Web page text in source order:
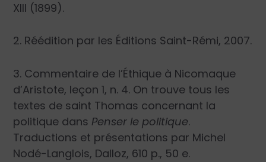
XIII (1899).
2. Réédition par les Éditions Saint-Rémi, 2007.
3. Commentaire de l’Éthique à Nicomaque
d’Aristote, leçon 1, n. 4. On trouve tous les
textes de saint Thomas concernant la
politique dans Penser le politique.
Traductions et présentations par Michel
Nodé-Langlois, Dalloz, 610 p., 50 e.